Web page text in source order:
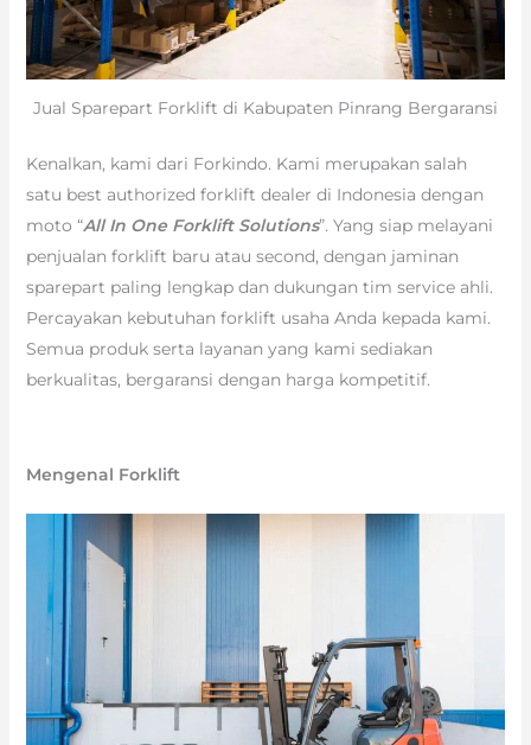
Jual Sparepart Forklift di Kabupaten Pinrang Bergaransi
Kenalkan, kami dari Forkindo. Kami merupakan salah
satu best authorized forklift dealer di Indonesia dengan
moto “All In One Forklift Solutions”. Yang siap melayani
penjualan forklift baru atau second, dengan jaminan
sparepart paling lengkap dan dukungan tim service ahli.
Percayakan kebutuhan forklift usaha Anda kepada kami.
Semua produk serta layanan yang kami sediakan
berkualitas, bergaransi dengan harga kompetitif.
Mengenal Forklift